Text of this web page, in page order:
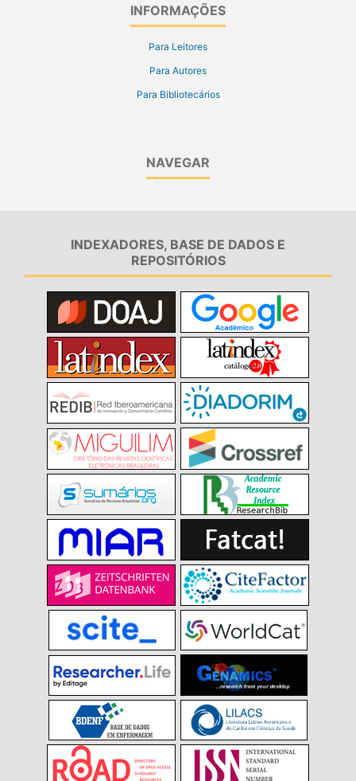
INFORMAÇÕES
Para Leitores
Para Autores
Para Bibliotecários
NAVEGAR
INDEXADORES, BASE DE DADOS E
REPOSITÓRIOS